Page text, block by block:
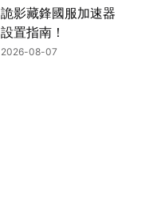
詭影藏鋒國服加速器
設置指南！
2026-08-07